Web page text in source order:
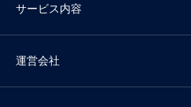
サービス内容
運営会社